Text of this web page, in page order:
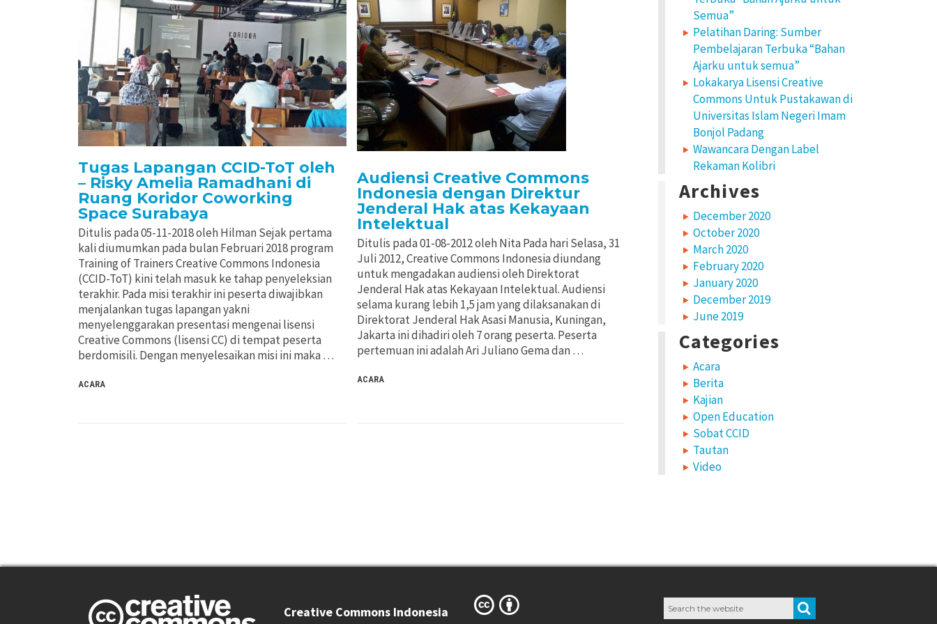
Tugas Lapangan CCID-ToT oleh
– Risky Amelia Ramadhani di
Ruang Koridor Coworking
Space Surabaya
Ditulis pada 05-11-2018 oleh Hilman Sejak pertama
kali diumumkan pada bulan Februari 2018 program
Training of Trainers Creative Commons Indonesia
(CCID-ToT) kini telah masuk ke tahap penyeleksian
terakhir. Pada misi terakhir ini peserta diwajibkan
menjalankan tugas lapangan yakni
menyelenggarakan presentasi mengenai lisensi
Creative Commons (lisensi CC) di tempat peserta
berdomisili. Dengan menyelesaikan misi ini maka …
ACARA
Audiensi Creative Commons
Indonesia dengan Direktur
Jenderal Hak atas Kekayaan
Intelektual
Ditulis pada 01-08-2012 oleh Nita Pada hari Selasa, 31
Juli 2012, Creative Commons Indonesia diundang
untuk mengadakan audiensi oleh Direktorat
Jenderal Hak atas Kekayaan Intelektual. Audiensi
selama kurang lebih 1,5 jam yang dilaksanakan di
Direktorat Jenderal Hak Asasi Manusia, Kuningan,
Jakarta ini dihadiri oleh 7 orang peserta. Peserta
pertemuan ini adalah Ari Juliano Gema dan …
ACARA
Semua”
Pelatihan Daring: Sumber
Pembelajaran Terbuka “Bahan
Ajarku untuk semua”
Lokakarya Lisensi Creative
Commons Untuk Pustakawan di
Universitas Islam Negeri Imam
Bonjol Padang
Wawancara Dengan Label
Rekaman Kolibri
Archives
December 2020
October 2020
March 2020
February 2020
January 2020
December 2019
June 2019
Categories
Acara
Berita
Kajian
Open Education
Sobat CCID
Tautan
Video
Creative Commons Indonesia
Search
for: